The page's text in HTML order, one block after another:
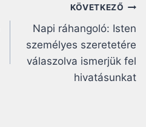
KÖVETKEZŐ
Napi ráhangoló: Isten
személyes szeretetére
válaszolva ismerjük fel
hivatásunkat